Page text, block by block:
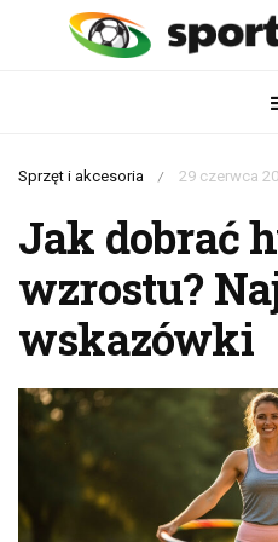
Sprzęt i akcesoria / 29 czerwca
Jak dobrać
wzrostu?
wskazówki